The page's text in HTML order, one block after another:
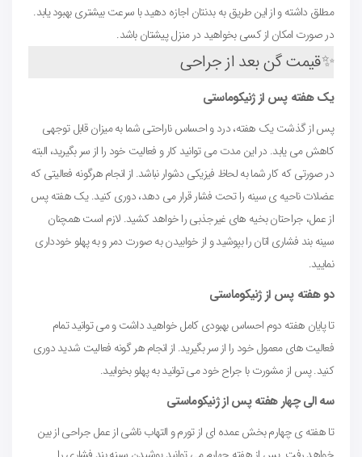
مطلق داشته و از این طریق به بدنتان اجازه دهید با سرعت بیشتری بهبود یابد.
در صورت امکان از کسی بخواهید در منزل پیشتان باشد.
✨قیمت گن بعد از جراحی
یک هفته پس از ژنیکوماستی
پس از گذشت یک هفته، درد و احساس ناراحتی شما به میزان قابل توجهی
کاهش می یابد. در این مدت می توانید کار و فعالیت خود را از سر بگیرید، البته
در صورتی که کار شما به لحاظ فیزیکی دشوار نباشد. از انجام هرگونه فعالیتی که
عضلات ناحیه ی سینه را تحت فشار قرار می دهد، دوری کنید. یک هفته پس
از عمل، جراحتان بخیه های غیرجذبی را خواهد کشید. لازم است همچنان
سینه بند فشاری اتان را بپوشید و از خوابیدن به صورت دمر و به پهلو خودداری
نمایید.
دو هفته پس از ژنیکوماستی
تا پایان هفته دوم احساس بهبودی کامل خواهید داشت و می توانید تمام
فعالیت های معمول خود را از سر بگیرید. از انجام هر گونه فعالیت شدید دوری
کنید. پس از مشورت با جراح خود می توانید به پهلو بخوابید.
سه الی چهار هفته پس از ژنیکوماستی
تا هفته ی چهارم بخش عمده ای از تورم و التهاب ناشی از عمل جراحی از بین